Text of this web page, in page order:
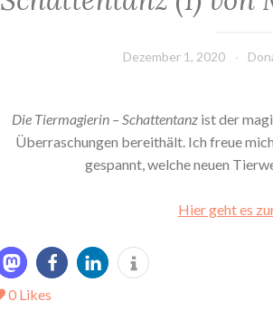
Dezember 1, 2020
Die Tiermagierin – Schattentanz ist der
Überraschungen bereithält. Ich freue
gespannt, welche neuen
Hier geht es
0 Likes